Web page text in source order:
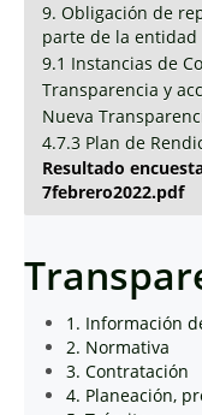
9. Obligación de
parte de la entidad
9.1 Instancias de
Transparencia y
Nueva
4.7.3 Plan de
Resultado
7febrero2022.pdf
1. Información
2. Normativa
3. Contratación
4. Planeación,